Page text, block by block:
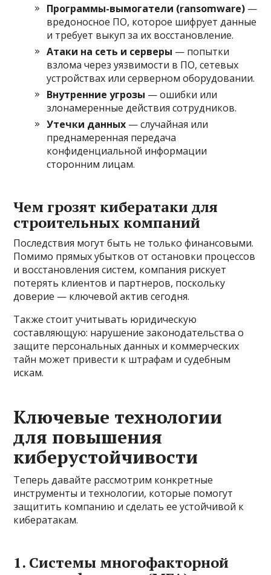
Программы-вымогатели (ransomware) —
вредоносное ПО, которое шифрует данные
и требует выкуп за их восстановление.
Атаки на сеть и серверы — попытки
взлома через уязвимости в ПО, сетевых
устройствах или серверном оборудовании.
Внутренние угрозы — ошибки или
злонамеренные действия сотрудников.
Утечки данных — случайная или
преднамеренная передача
конфиденциальной информации
сторонним лицам.
Чем грозят кибератаки для
строительных компаний
Последствия могут быть не только финансовыми.
Помимо прямых убытков от остановки процессов
и восстановления систем, компания рискует
потерять клиентов и партнеров, поскольку
доверие — ключевой актив сегодня.
Также стоит учитывать юридическую
составляющую: нарушение законодательства о
защите персональных данных и коммерческих
тайн может привести к штрафам и судебным
искам.
Ключевые технологии
для повышения
киберустойчивости
Теперь давайте рассмотрим конкретные
инструменты и технологии, которые помогут
защитить компанию и сделать ее устойчивой к
кибератакам.
1. Системы многофакторной